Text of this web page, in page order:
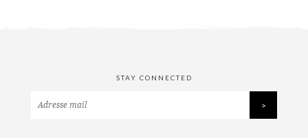
STAY CONNECTED